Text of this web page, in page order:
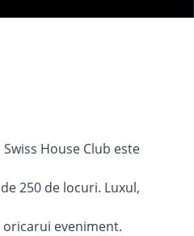
House Club este
250 de locuri. Luxul,
eveniment.